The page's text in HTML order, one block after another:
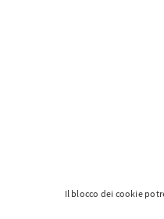
Il blocco dei cookie